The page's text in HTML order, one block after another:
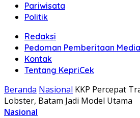
Pariwisata
Politik
Redaksi
Pedoman Pemberitaan
Kontak
Tentang KepriCek
Beranda Nasional KKP Percepat
Lobster, Batam Jadi Model Utama
Nasional